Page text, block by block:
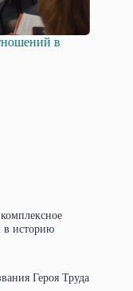
в
в историю
Героя Труда